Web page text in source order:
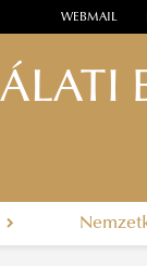
WEBMAIL